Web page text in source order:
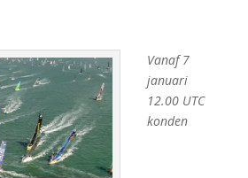
Vanaf 7
januari
12.00 UTC
konden